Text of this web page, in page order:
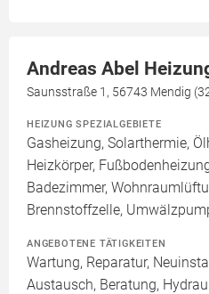
Andreas Abel
Saunsstraße 1, 56743 Mendig
HEIZUNG SPEZIALGEBIETE
Gasheizung, Solarthermie,
Heizkörper,
Badezimmer,
Brennstoffzelle,
ANGEBOTENE TÄTIGKEITEN
Wartung, Reparatur,
Austausch, Beratung,